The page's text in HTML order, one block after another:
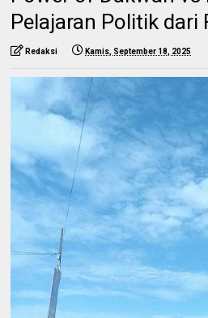
Pelajaran Politik dari
Redaksi Kamis, September 18, 2025